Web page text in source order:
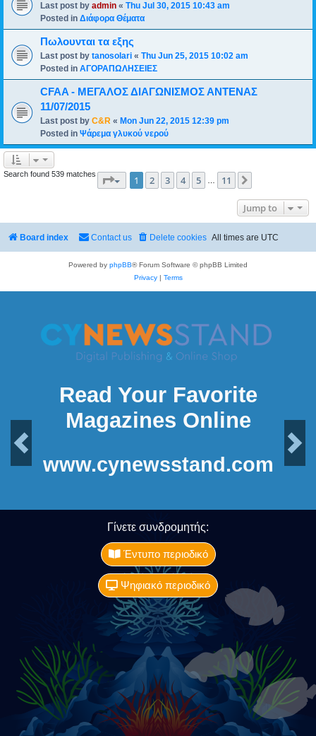
Last post by admin « Thu Jul 30, 2015 10:43 am
Posted in Διάφορα Θέματα
Πωλουνται τα εξης
Last post by tanosolari « Thu Jun 25, 2015 10:02 am
Posted in ΑΓΟΡΑΠΩΛΗΣΕΙΕΣ
CFAA - ΜΕΓΑΛΟΣ ΔΙΑΓΩΝΙΣΜΟΣ ΑΝΤΕΝΑΣ
11/07/2015
Last post by C&R « Mon Jun 22, 2015 12:39 pm
Posted in Ψάρεμα γλυκού νερού
Search found 539 matches Page of 11
1 2 3 4 5 11
Jump to
Board index All times are UTC
Delete cookies
Contact us
Powered by phpBB® Forum Software © phpBB Limited
Privacy| Terms
Read Your Favorite
Magazines Online
Next
www.cynewsstand.com
Γίνετε συνδρομητής:
Έντυπο περιοδικό
Ψηφιακό περιοδικό